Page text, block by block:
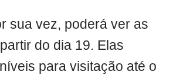
sua vez, poderá ver as
do dia 19. Elas
para visitação até o